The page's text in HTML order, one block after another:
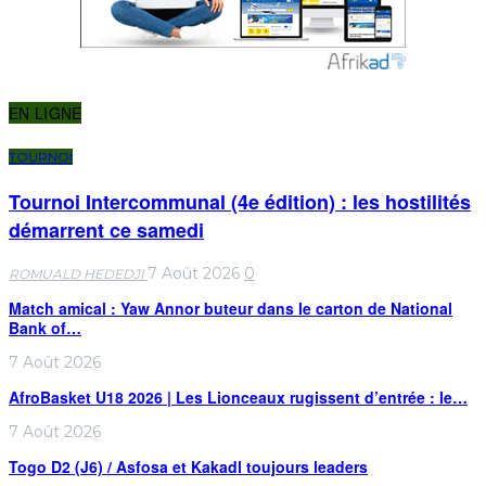
EN LIGNE
TOURNOI
Tournoi Intercommunal (4e édition) : les hostilités
démarrent ce samedi
ROMUALD HEDEDJI 7 Août 2026 0
Match amical : Yaw Annor buteur dans le carton de National
Bank of…
7 Août 2026
AfroBasket U18 2026 | Les Lionceaux rugissent d’entrée : le…
7 Août 2026
Togo D2 (J6) / Asfosa et Kakadl toujours leaders